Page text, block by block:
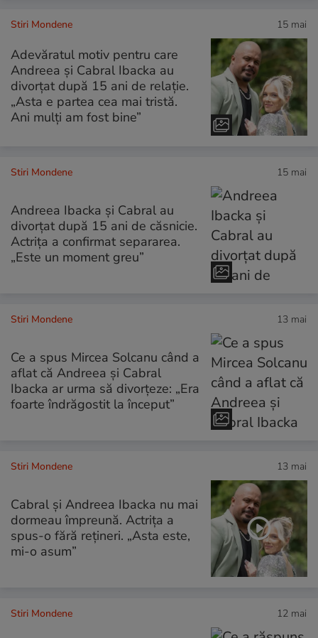
Stiri Mondene 15 mai
Adevăratul motiv pentru care
Andreea și Cabral Ibacka au
divorțat după 15 ani de relație.
„Asta e partea cea mai tristă.
Ani mulți am fost bine”
Stiri Mondene 15 mai
Andreea Ibacka și Cabral au
divorțat după 15 ani de căsnicie.
Actrița a confirmat separarea.
„Este un moment greu”
Stiri Mondene 13 mai
Ce a spus Mircea Solcanu când a
aflat că Andreea și Cabral
Ibacka ar urma să divorțeze: „Era
foarte îndrăgostit la început”
Stiri Mondene 13 mai
Cabral și Andreea Ibacka nu mai
dormeau împreună. Actrița a
spus-o fără rețineri. „Asta este,
mi-o asum”
Stiri Mondene 12 mai